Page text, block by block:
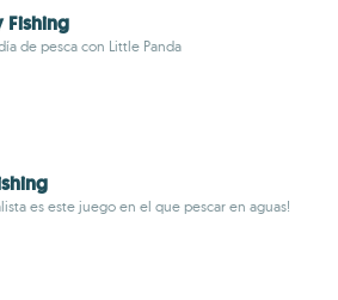
Fishing
de pesca con Little Panda
es este juego en el que pescar en aguas!